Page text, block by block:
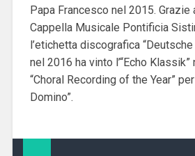
Papa Francesco nel 2015. Grazie
Cappella Musicale Pontificia
l’etichetta discografica “Deutsche
nel 2016 ha vinto l’“Echo
“Choral Recording of the Year”
Domino”.